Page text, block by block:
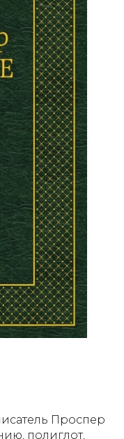
Проспер
полиглот,